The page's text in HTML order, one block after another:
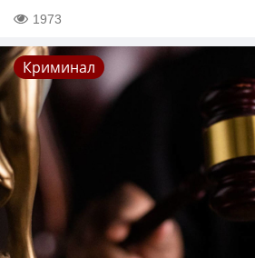
1973
Криминал